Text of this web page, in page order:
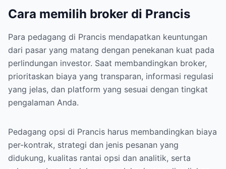
Cara memilih broker di Prancis
Para pedagang di Prancis mendapatkan keuntungan
dari pasar yang matang dengan penekanan kuat pada
perlindungan investor. Saat membandingkan broker,
prioritaskan biaya yang transparan, informasi regulasi
yang jelas, dan platform yang sesuai dengan tingkat
pengalaman Anda.
Pedagang opsi di Prancis harus membandingkan biaya
per-kontrak, strategi dan jenis pesanan yang
didukung, kualitas rantai opsi dan analitik, serta